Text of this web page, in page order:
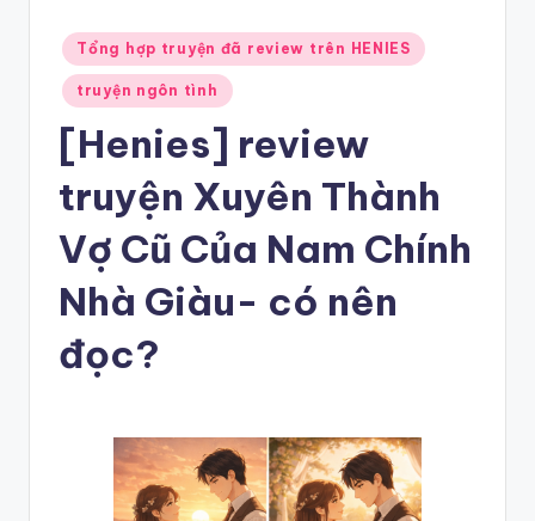
Posted
in
Tổng hợp truyện đã review trên HENIES
truyện ngôn tình
[Henies] review
truyện Xuyên Thành
Vợ Cũ Của Nam Chính
Nhà Giàu- có nên
đọc?